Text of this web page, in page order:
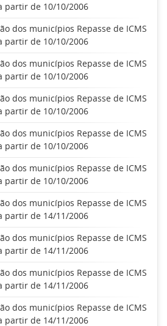
partir de 10/10/2006
dos municípios Repasse de ICMS
partir de 10/10/2006
dos municípios Repasse de ICMS
partir de 10/10/2006
dos municípios Repasse de ICMS
partir de 10/10/2006
dos municípios Repasse de ICMS
partir de 10/10/2006
dos municípios Repasse de ICMS
partir de 10/10/2006
dos municípios Repasse de ICMS
partir de 14/11/2006
dos municípios Repasse de ICMS
partir de 14/11/2006
dos municípios Repasse de ICMS
partir de 14/11/2006
dos municípios Repasse de ICMS
partir de 14/11/2006